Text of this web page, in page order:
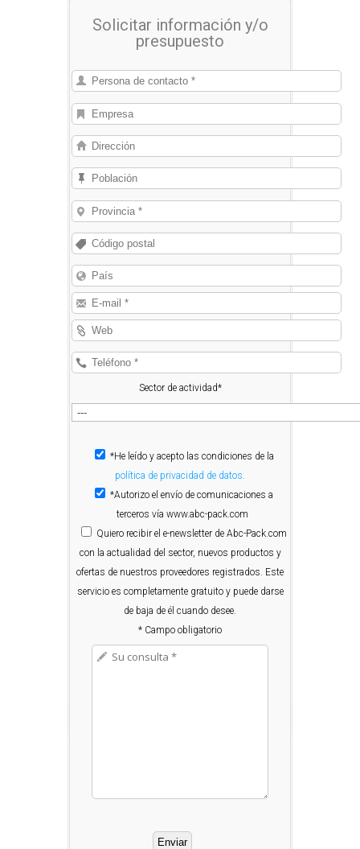
sacos de 2 litros a 50 kilos en sacos
de plástico (PP y PE) y papel.
Solicitar información y/o
presupuesto
Sector de actividad*
*He leído y acepto las condiciones de la
política de privacidad de datos.
*Autorizo el envío de comunicaciones a
terceros vía www.abc-pack.com
Quiero recibir el e-newsletter de Abc-Pack.com
con la actualidad del sector, nuevos productos y
ofertas de nuestros proveedores registrados. Este
servicio es completamente gratuito y puede darse
de baja de él cuando desee.
* Campo obligatorio